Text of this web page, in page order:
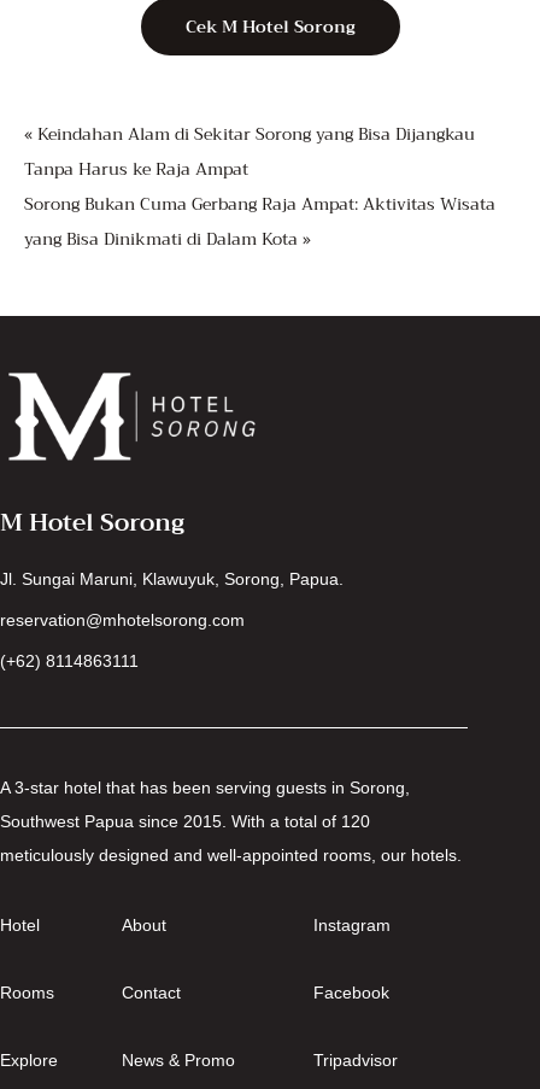
Cek M Hotel Sorong
« Keindahan Alam di Sekitar Sorong yang Bisa Dijangkau
Tanpa Harus ke Raja Ampat
Sorong Bukan Cuma Gerbang Raja Ampat: Aktivitas Wisata
yang Bisa Dinikmati di Dalam Kota »
M Hotel Sorong
Jl. Sungai Maruni, Klawuyuk, Sorong, Papua.
reservation@mhotelsorong.com
(+62) 8114863111
A 3-star hotel that has been serving guests in Sorong,
Southwest Papua since 2015. With a total of 120
meticulously designed and well-appointed rooms, our hotels.
Hotel
Rooms
Explore
About
Contact
News & Promo
Instagram
Facebook
Tripadvisor